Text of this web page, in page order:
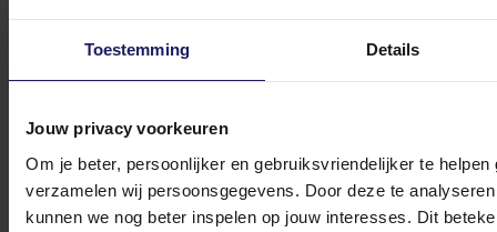
Toestemming Details
Jouw privacy voorkeuren
Om je beter, persoonlijker en gebruiksvriendelijker te
verzamelen wij persoonsgegevens. Door deze te
kunnen we nog beter inspelen op jouw interesses. Dit
Klantenservice@azerty.nl